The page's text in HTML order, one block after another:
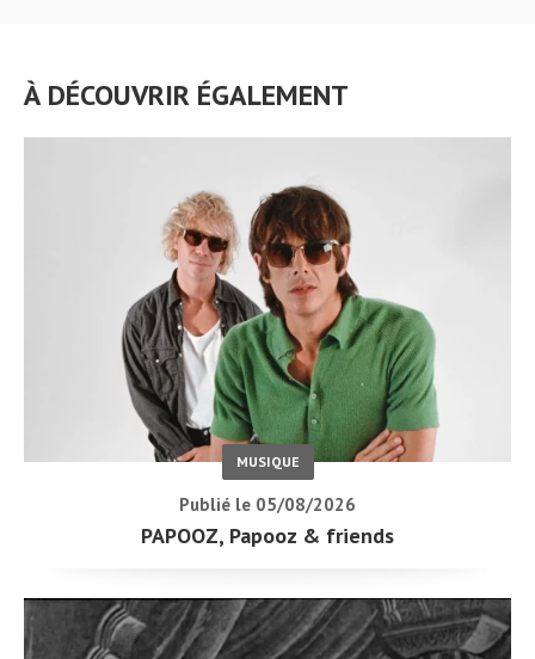
À DÉCOUVRIR ÉGALEMENT
MUSIQUE
Publié le 05/08/2026
PAPOOZ, Papooz & friends